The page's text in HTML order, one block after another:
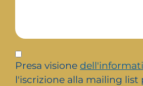
Iscrizione
newsletter
Presa visione
l'iscrizione alla mailing list